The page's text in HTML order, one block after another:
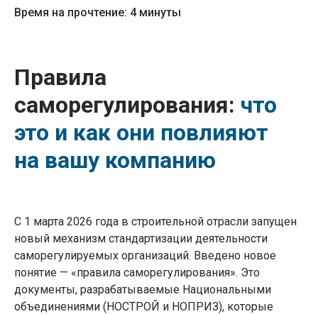
Время на прочтение: 4 минуты
Правила
саморегулирования: что
это и как они повлияют
на вашу компанию
С 1 марта 2026 года в строительной отрасли запущен
новый механизм стандартизации деятельности
саморегулируемых организаций. Введено новое
понятие — «правила саморегулирования». Это
документы, разрабатываемые Национальными
объединениями (НОСТРОЙ и НОПРИЗ), которые